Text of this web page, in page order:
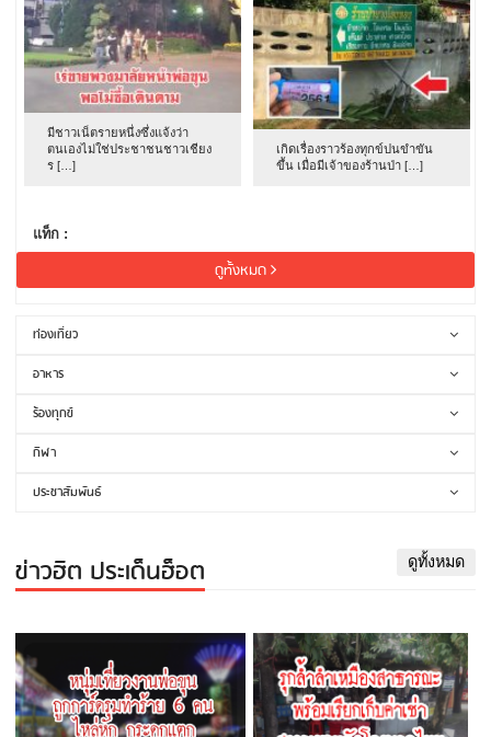
มีชาวเน็ตรายหนึ่งซึ่งแจ้งว่า
ตนเองไม่ใช่ประชาชนชาวเชียง
ร […]
เกิดเรื่องราวร้องทุกข์ปนขำขัน
ขึ้น เมื่อมีเจ้าของร้านป่า […]
แท็ก :
ดูทั้งหมด
ท่องเที่ยว
อาหาร
ร้องทุกข์
กีฬา
ประชาสัมพันธ์
ข่าวฮิต ประเด็นฮ็อต ดูทั้งหมด